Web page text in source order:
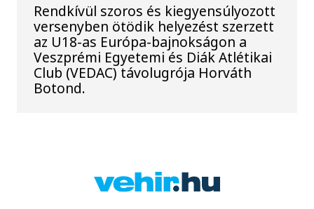
Rendkívül szoros és kiegyensúlyozott
versenyben ötödik helyezést szerzett
az U18-as Európa-bajnokságon a
Veszprémi Egyetemi és Diák Atlétikai
Club (VEDAC) távolugrója Horváth
Botond.